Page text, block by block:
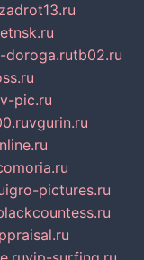
doroga.rutb02.ru
pic.ru
vgurin.ru
igro-pictures.ru